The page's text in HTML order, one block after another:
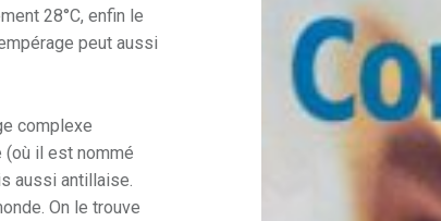
28°C, enfin le
peut aussi
complexe
(où il est nommé
aussi antillaise.
On le trouve